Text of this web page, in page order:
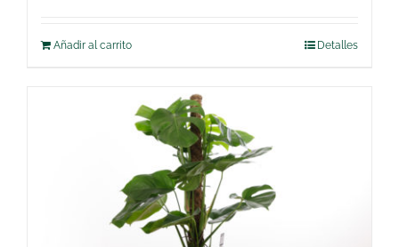
Añadir al carrito Detalles